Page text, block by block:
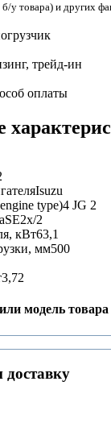
у товара) и других
трейд-ин
оплаты
Isuzu
type)4 JG 2
SE2x/2
кВт63,1
мм500
3,72
модель товара